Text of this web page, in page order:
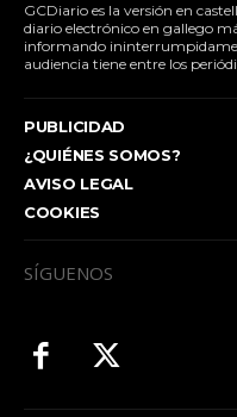
GCDiario es la versión en
diario electrónico en gallego
informando
audiencia tiene entre los
PUBLICIDAD
¿QUIÉNES SOMOS?
AVISO LEGAL
COOKIES
SÍGUENOS